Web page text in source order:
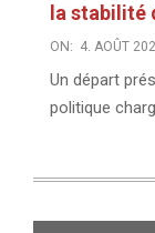
la stabilité
ON: 4. AOÛT
Un départ
politique